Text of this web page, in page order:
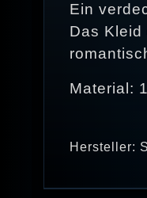
Ein
Das Kleid
Material:
Hersteller: